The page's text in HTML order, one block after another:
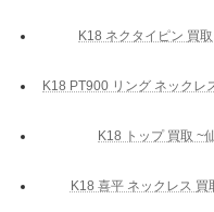
K18 ネクタイピン 買
K18 PT900 リング ネック
K18 トップ 買取 ~
K18 喜平 ネックレス